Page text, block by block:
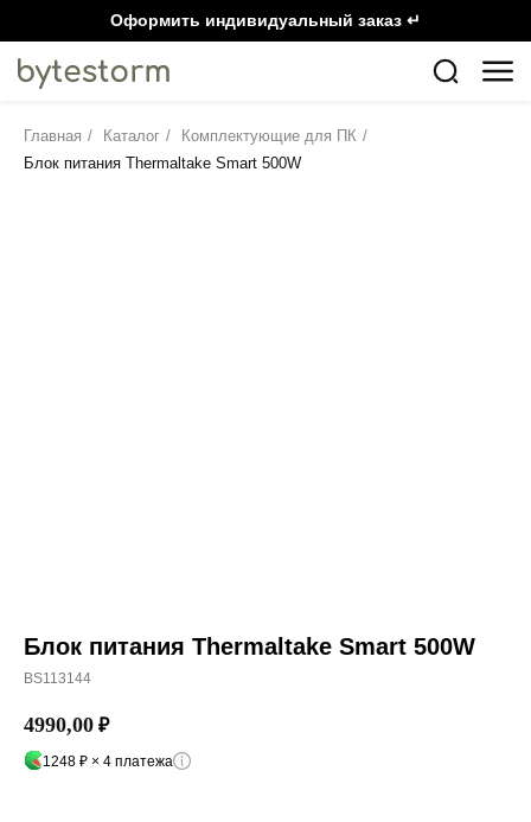
Оформить индивидуальный заказ ↵
Главная / Каталог / Комплектующие для ПК /
Блок питания Thermaltake Smart 500W
Блок питания Thermaltake Smart 500W
BS113144
4990,00 ₽
1248 ₽ × 4 платежа